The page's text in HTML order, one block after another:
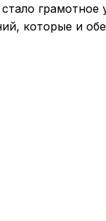
грамотное
которые и